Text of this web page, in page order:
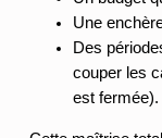
Une
Des
couper les
est fermée).